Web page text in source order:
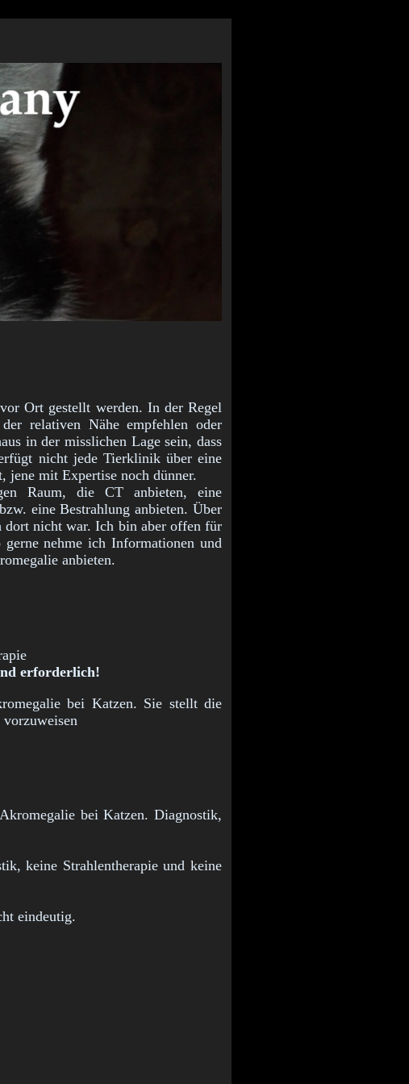
Ort gestellt werden. In der Regel
relativen Nähe empfehlen oder
in der misslichen Lage sein, dass
nicht jede Tierklinik über eine
jene mit Expertise noch dünner.
Raum, die CT anbieten, eine
eine Bestrahlung anbieten. Über
nicht war. Ich bin aber offen für
nehme ich Informationen und
anbieten.
erforderlich!
bei Katzen. Sie stellt die
bei Katzen. Diagnostik,
keine Strahlentherapie und keine
eindeutig.